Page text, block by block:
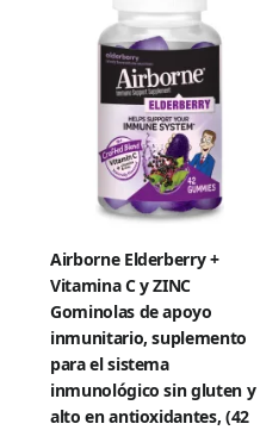
Airborne Elderberry +
Vitamina C y ZINC
Gominolas de apoyo
inmunitario, suplemento
para el sistema
inmunológico sin gluten y
alto en antioxidantes, (42